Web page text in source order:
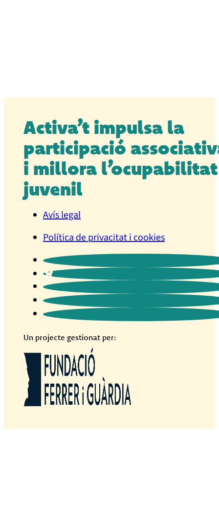
Activa’t impulsa la
participació
i millora l’ocupabilitat
juvenil
Avís legal
Política de privacitat i cookies
Un projecte gestionat per: